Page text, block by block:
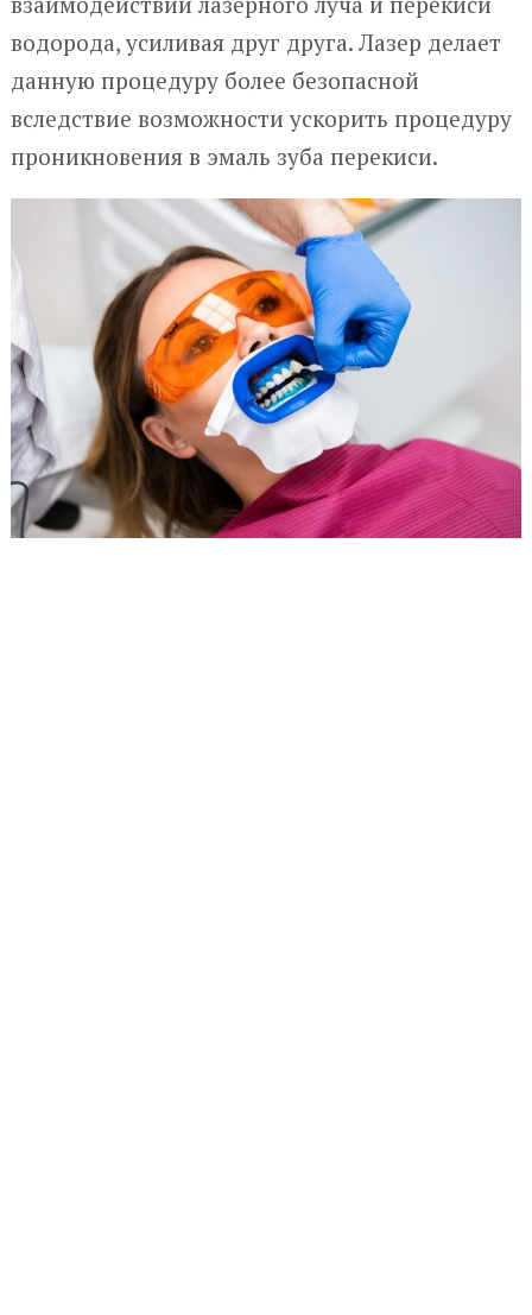
водорода, усиливая друг друга. Лазер делает
данную процедуру более безопасной
вследствие возможности ускорить процедуру
проникновения в эмаль зуба перекиси.